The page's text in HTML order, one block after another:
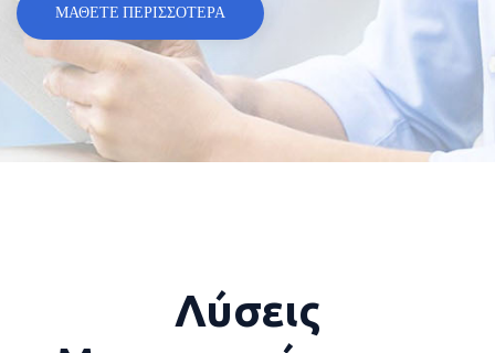
ΜΑΘΕΤΕ ΠΕΡΙΣΣΟΤΕΡΑ
Λύσεις